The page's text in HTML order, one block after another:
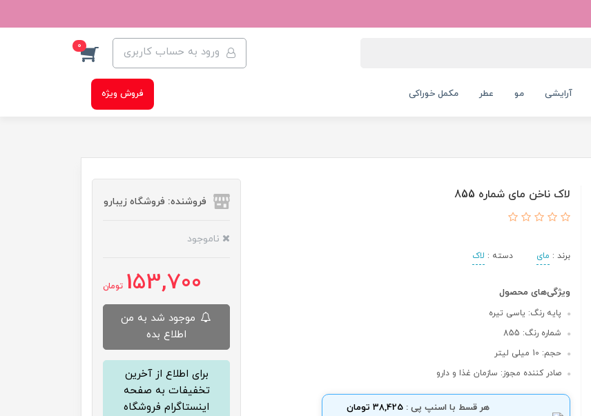
ورود به حساب کاربری 0
آرایشی مو عطر مکمل خوراکی فروش ویژه
لاک ناخن مای شماره 855
برند : مای دسته : لاک
ویژگی‌های محصول
پایه رنگ: یاسی تیره
شماره رنگ: 855
حجم: 10 میلی لیتر
صادر کننده مجوز: سازمان غذا و دارو
هر قسط با اسنپ پی : 38,425 تومان
فروشنده: فروشگاه زیبارو
ناموجود
153,700 تومان
موجود شد به من
اطلاع بده
برای اطلاع از آخرین
تخفیفات به صفحه
اینستاگرام فروشگاه